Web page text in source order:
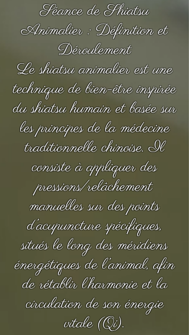
Séance de Shiatsu
Animalier : Définition et
Déroulement
Le shiatsu animalier est une
technique de bien-être inspirée
du shiatsu humain et basée sur
les principes de la médecine
traditionnelle chinoise. Il
consiste à appliquer des
pressions/relâchement
manuelles sur des points
d’acupuncture spécifiques,
situés le long des méridiens
énergétiques de l’animal, afin
de rétablir l’harmonie et la
circulation de son énergie
vitale (Qi).